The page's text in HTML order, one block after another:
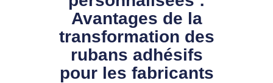
Avantages de la
transformation des
rubans adhésifs
pour les fabricants